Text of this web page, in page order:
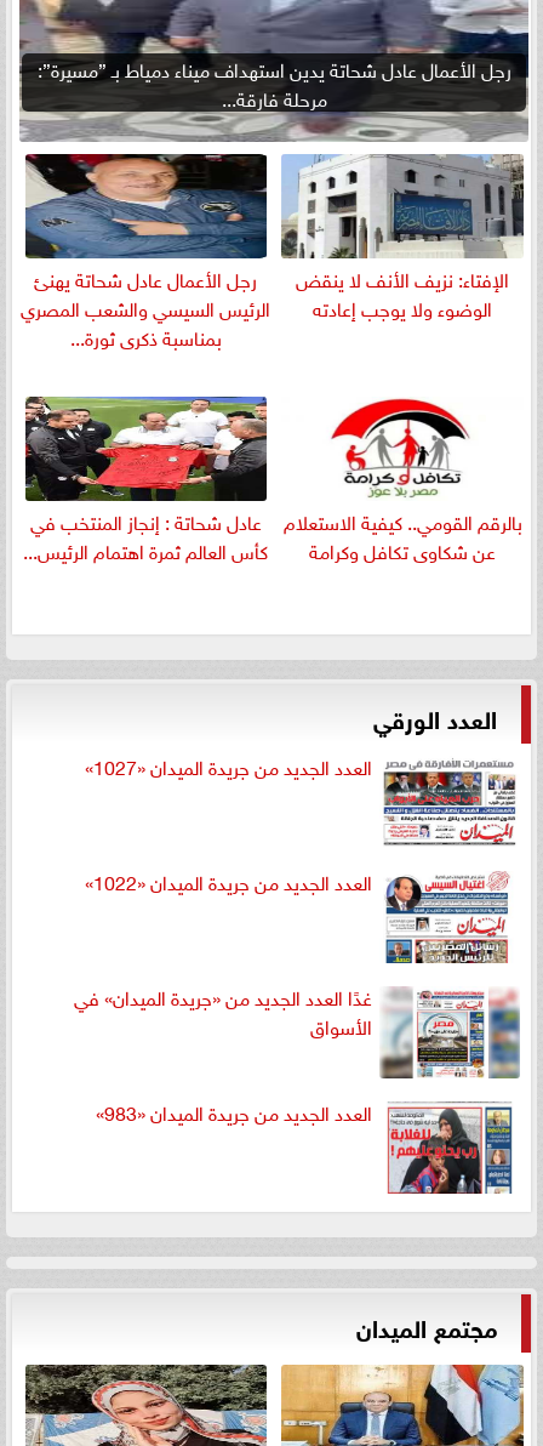
رجل الأعمال عادل شحاتة يدين استهداف ميناء دمياط بـ ”مسيرة”:
مرحلة فارقة...
الإفتاء: نزيف الأنف لا ينقض
الوضوء ولا يوجب إعادته
رجل الأعمال عادل شحاتة يهنئ
الرئيس السيسي والشعب المصري
بمناسبة ذكرى ثورة...
بالرقم القومي.. كيفية الاستعلام
عن شكاوى تكافل وكرامة
عادل شحاتة : إنجاز المنتخب في
كأس العالم ثمرة اهتمام الرئيس...
العدد الورقي
العدد الجديد من جريدة الميدان «1027»
العدد الجديد من جريدة الميدان «1022»
غدًا العدد الجديد من «جريدة الميدان» في
الأسواق
العدد الجديد من جريدة الميدان «983»
مجتمع الميدان